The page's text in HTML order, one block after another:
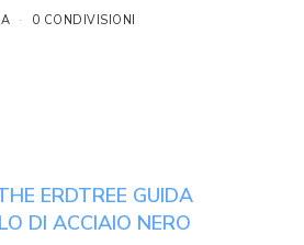
0 CONDIVISIONI
ERDTREE GUIDA
DI ACCIAIO NERO